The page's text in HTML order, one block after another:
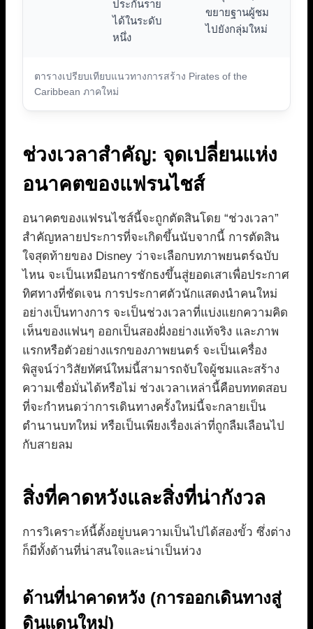
ตารางเปรียบเทียบแนวทางการสร้าง Pirates of the
Caribbean ภาคใหม่
ประกันราย
ได้ในระดับ
หนึ่ง
ขยายฐานผู้ชม
ไปยังกลุ่มใหม่
ช่วงเวลาสำคัญ: จุดเปลี่ยนแห่ง
อนาคตของแฟรนไชส์
อนาคตของแฟรนไชส์นี้จะถูกตัดสินโดย “ช่วงเวลา”
สำคัญหลายประการที่จะเกิดขึ้นนับจากนี้ การตัดสิน
ใจสุดท้ายของ Disney ว่าจะเลือกบทภาพยนตร์ฉบับ
ไหน จะเป็นเหมือนการชักธงขึ้นสู่ยอดเสาเพื่อประกาศ
ทิศทางที่ชัดเจน การประกาศตัวนักแสดงนำคนใหม่
อย่างเป็นทางการ จะเป็นช่วงเวลาที่แบ่งแยกความคิด
เห็นของแฟนๆ ออกเป็นสองฝั่งอย่างแท้จริง และภาพ
แรกหรือตัวอย่างแรกของภาพยนตร์ จะเป็นเครื่อง
พิสูจน์ว่าวิสัยทัศน์ใหม่นี้สามารถจับใจผู้ชมและสร้าง
ความเชื่อมั่นได้หรือไม่ ช่วงเวลาเหล่านี้คือบททดสอบ
ที่จะกำหนดว่าการเดินทางครั้งใหม่นี้จะกลายเป็น
ตำนานบทใหม่ หรือเป็นเพียงเรื่องเล่าที่ถูกลืมเลือนไป
กับสายลม
สิ่งที่คาดหวังและสิ่งที่น่ากังวล
การวิเคราะห์นี้ตั้งอยู่บนความเป็นไปได้สองขั้ว ซึ่งต่าง
ก็มีทั้งด้านที่น่าสนใจและน่าเป็นห่วง
ด้านที่น่าคาดหวัง (การออกเดินทางสู่
ดินแดนใหม่)